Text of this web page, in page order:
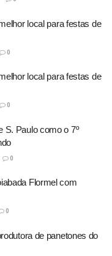
local para festas de
0
local para festas de
0
S. Paulo como o 7º
0
Flormel com
0
de panetones do